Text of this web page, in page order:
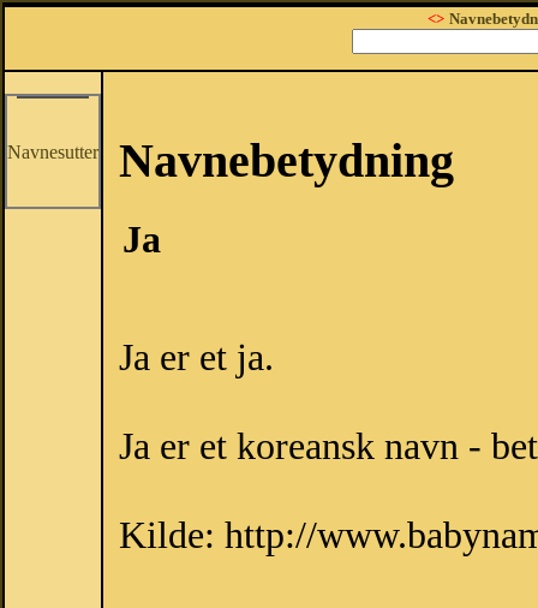
<>
Navnesutter Navnebetydning
Ja
Ja er et ja.
Ja er et koreansk navn -
Kilde: http://